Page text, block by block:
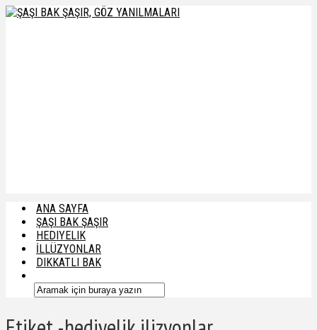
ANA SAYFA
ŞAŞI BAK ŞAŞIR
HEDIYELIK
İLLÜZYONLAR
DIKKATLI BAK